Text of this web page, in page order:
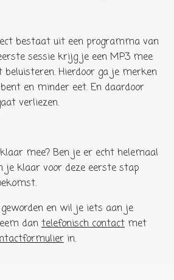
bestaat uit een programma van
sessie krijg je een MP3 mee
Hierdoor ga je merken
en minder eet. En daardoor
verliezen.
mee? Ben je er echt helemaal
je klaar voor deze eerste stap
en wil je iets aan je
dan telefonisch contact met
in.